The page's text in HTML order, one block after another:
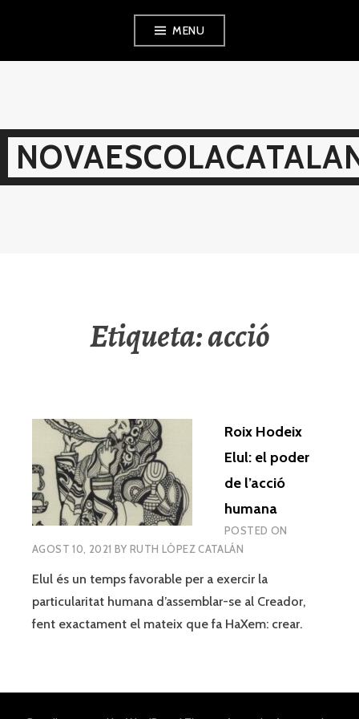
MENU
Etiqueta:acció
Roix Hodeix
Elul: el poder
de l’acció
humana
POSTED ON
AGOST 10, 2021 BYRUTH LÓPEZ CATALÁN
Elul és un temps favorable per a exercir la
particularitat humana d’assemblar-se al Creador,
fent exactament el mateix que fa HaXem: crear.